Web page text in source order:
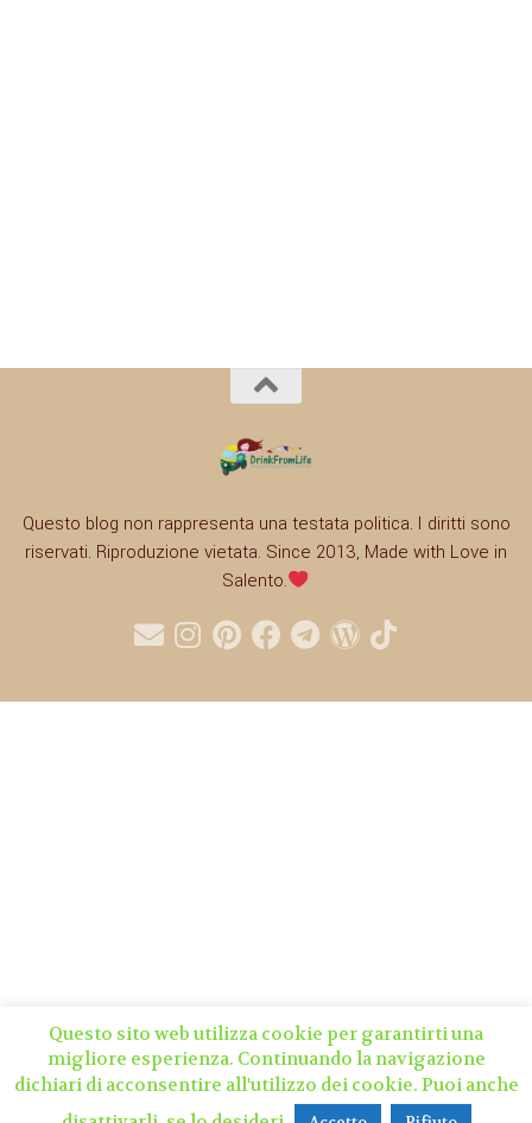
Questo blog non rappresenta una testata politica. I diritti sono
riservati. Riproduzione vietata. Since 2013, Made with Love in
Salento.
Questo sito web utilizza cookie per garantirti una
migliore esperienza. Continuando la navigazione
dichiari di acconsentire all'utilizzo dei cookie. Puoi anche